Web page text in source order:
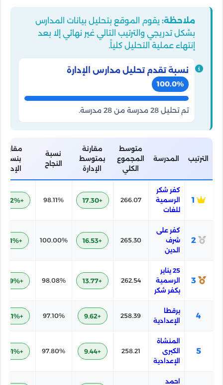
ملاحظة: يقوم الموقع بتحليل بيانات المدارس
بشكل تدريجي والترتيب التالي غير نهائي إلا بعد
إنتهاء عملية التحليل كلياً.
نسبة تقدم تحليل مدارس الإدارة
100.0%
تم تحليل 28 مدرسة من 28 مدرسة.
الترتيب المدرسة
متوسط
المجموع
الكلي
مقارنة
بمتوسط
الإدارة
نسبة
النجاح
مقارنة
بنسبة
الإدارة
كفر شكر
الرسمية
للغات
266.07
+17.30
98.11%
+3.22%
2
كفر على
شرف
الدين
265.30
+16.53
100.00%
+5.11%
25 يناير
الرسمية
بكفر شكر
262.54
+13.77
98.08%
+3.19%
4
برقطا
الإعدادية
258.39
+9.62
97.10%
+2.21%
5
المنشاة
الكبرى
الإعدادية
258.21
+9.44
97.80%
+2.91%
احمد